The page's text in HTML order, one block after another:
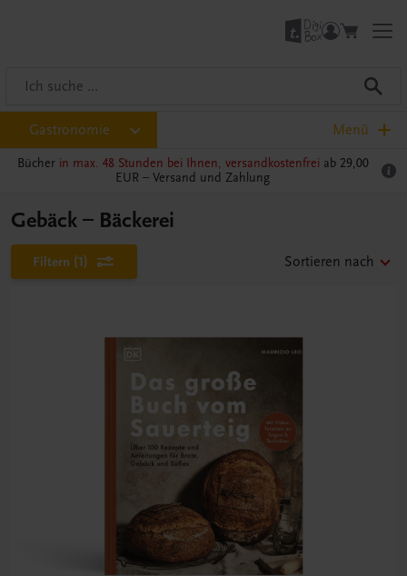
Gastronomie Menü
Bücher in max. 48 Stunden bei Ihnen, versandkostenfrei ab 29,00
EUR – Versand und Zahlung
Gebäck – Bäckerei
Filtern (1) Sortieren nach